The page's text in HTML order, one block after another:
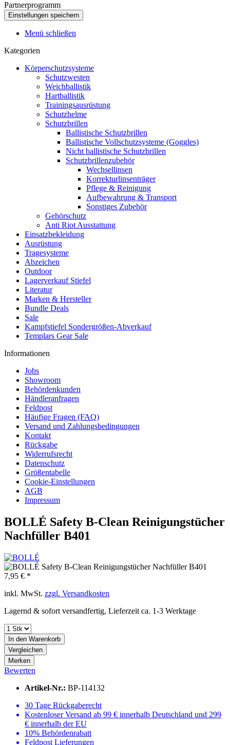
Partnerprogramm
Menü schließen
Kategorien
Körperschutzsysteme
Schutzwesten
Weichballistik
Hartballistik
Trainingsausrüstung
Schutzhelme
Schutzbrillen
Ballistische Schutzbrillen
Ballistische Vollschutzsysteme (Goggles)
Nicht ballistische Schutzbrillen
Schutzbrillenzubehör
Wechsellinsen
Korrekturlinsenträger
Pflege & Reinigung
Aufbewahrung & Transport
Sonstiges Zubehör
Gehörschutz
Anti Riot Ausstattung
Einsatzbekleidung
Ausrüstung
Tragesysteme
Abzeichen
Outdoor
Lagerverkauf Stiefel
Literatur
Marken & Hersteller
Bundle Deals
Sale
Kampfstiefel Sondergrößen-Abverkauf
Templars Gear Sale
Informationen
Jobs
Showroom
Behördenkunden
Händleranfragen
Feldpost
Häufige Fragen (FAQ)
Versand und Zahlungsbedingungen
Kontakt
Rückgabe
Widerrufsrecht
Datenschutz
Größentabelle
Cookie-Einstellungen
AGB
Impressum
BOLLÉ Safety B-Clean Reinigungstücher
Nachfüller B401
7,95 € *
inkl. MwSt. zzgl. Versandkosten
Lagernd & sofort versandfertig, Lieferzeit ca. 1-3 Werktage
In den Warenkorb
Vergleichen
Merken
Bewerten
Artikel-Nr.: BP-114132
30 Tage Rückgaberecht
Kostenloser Versand ab 99 € innerhalb Deutschland und 299
€ innerhalb der EU
10% Behördenrabatt
Feldpost Lieferungen